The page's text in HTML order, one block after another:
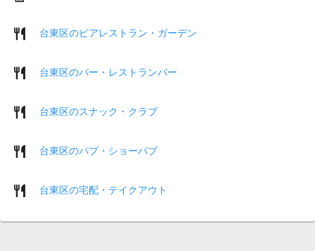
台東区のビアレストラン・ガーデン
台東区のバー・レストランバー
台東区のスナック・クラブ
台東区のパブ・ショーパブ
台東区の宅配・テイクアウト